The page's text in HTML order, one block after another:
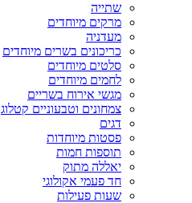
שתייה
מרקים מיוחדים
מעדניה
כריכונים בשרים מיוחדים
סלטים מיוחדים
לחמים מיוחדים
מגשי אירוח בשריים
צמחונים וטבעוניים קטלוג
דגים
פסטות מיוחדות
תוספות חמות
יאללה מתוק
חד פעמי אקולוגי
שעות פעילות